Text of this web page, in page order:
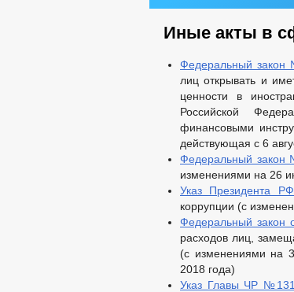
Иные акты в
Федеральный
лиц открывать и
ценности в
Российской
финансовыми
действующая с 6
Федеральный
изменениями на 26
Указ Президента
коррупции (с
Федеральный
расходов лиц,
(с изменениями на
2018 года)
Указ Главы ЧР